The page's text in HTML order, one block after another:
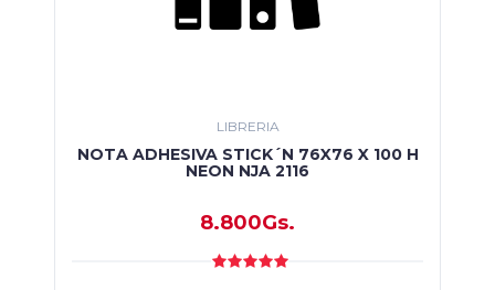
LIBRERIA
NOTA ADHESIVA STICK´N 76X76 X 100 H
NEON NJA 2116
8.800Gs.